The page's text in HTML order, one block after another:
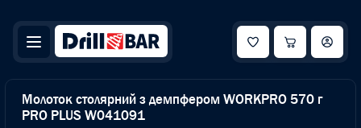
Молоток столярний з демпфером WORKPRO 570 г
PRO PLUS W041091